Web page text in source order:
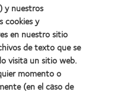
y nuestros
cookies y
en nuestro sitio
de texto que se
visita un sitio web.
momento o
(en el caso de